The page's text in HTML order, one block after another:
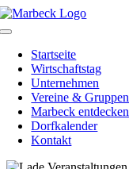
Skip
to
Toggle
NavigationStartseite
Wirtschaftstag
Unternehmen
Vereine & Gruppen
Marbeck entdecken
Dorfkalender
Kontakt